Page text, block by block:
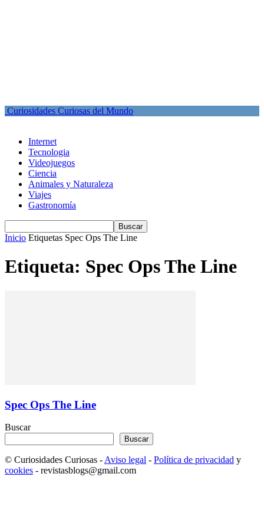
Curiosidades Curiosas del Mundo
Internet
Tecnologia
Videojuegos
Ciencia
Animales y Naturaleza
Viajes
Gastronomía
Inicio Etiquetas Spec Ops The Line
Etiqueta: Spec Ops The Line
Spec Ops The Line
Buscar
Buscar
© Curiosidades Curiosas - Aviso legal - Política de privacidad y
cookies - revistasblogs@gmail.com